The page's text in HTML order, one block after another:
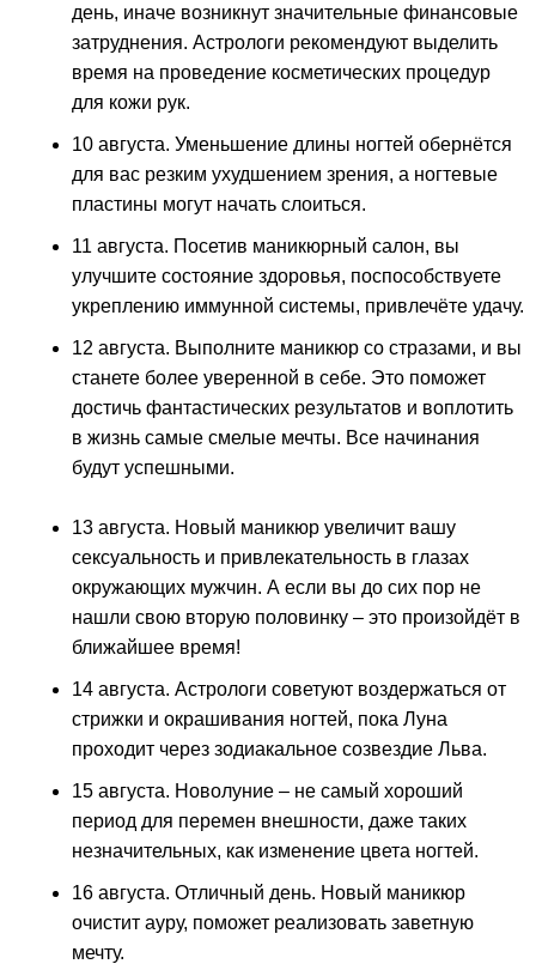
день, иначе возникнут значительные финансовые
затруднения. Астрологи рекомендуют выделить
время на проведение косметических процедур
для кожи рук.
10 августа. Уменьшение длины ногтей обернётся
для вас резким ухудшением зрения, а ногтевые
пластины могут начать слоиться.
11 августа. Посетив маникюрный салон, вы
улучшите состояние здоровья, поспособствуете
укреплению иммунной системы, привлечёте удачу.
12 августа. Выполните маникюр со стразами, и вы
станете более уверенной в себе. Это поможет
достичь фантастических результатов и воплотить
в жизнь самые смелые мечты. Все начинания
будут успешными.
13 августа. Новый маникюр увеличит вашу
сексуальность и привлекательность в глазах
окружающих мужчин. А если вы до сих пор не
нашли свою вторую половинку – это произойдёт в
ближайшее время!
14 августа. Астрологи советуют воздержаться от
стрижки и окрашивания ногтей, пока Луна
проходит через зодиакальное созвездие Льва.
15 августа. Новолуние – не самый хороший
период для перемен внешности, даже таких
незначительных, как изменение цвета ногтей.
16 августа. Отличный день. Новый маникюр
очистит ауру, поможет реализовать заветную
мечту.